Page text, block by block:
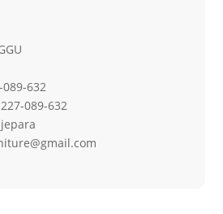
089-632
089-632